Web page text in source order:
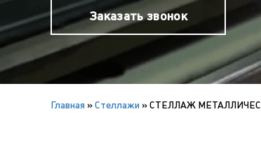
Заказать звонок
Главная »Cтеллажи »СТЕЛЛАЖ